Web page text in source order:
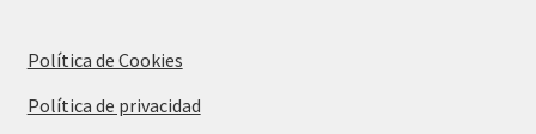
Política de Cookies
Política de privacidad